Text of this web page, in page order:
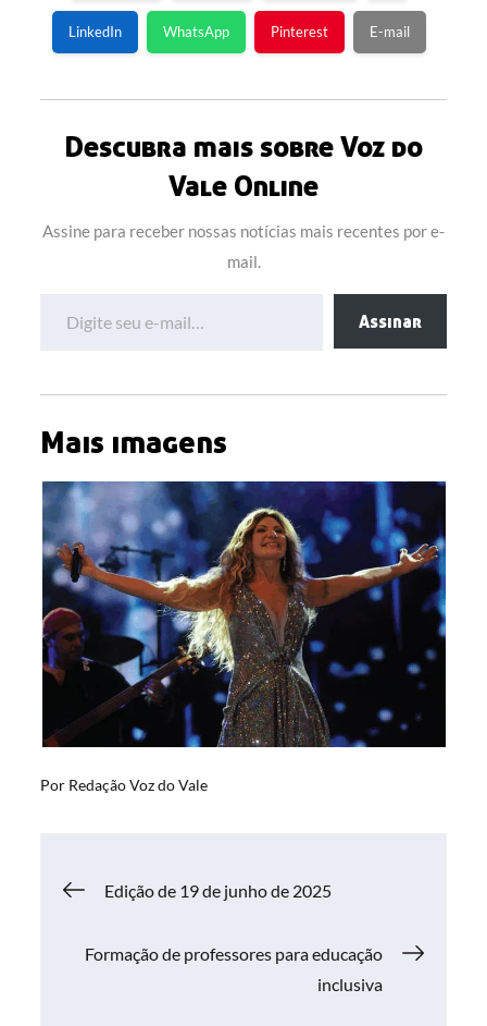
LinkedIn WhatsApp Pinterest E-mail
Descubra mais sobre Voz do
Vale Online
Assine para receber nossas notícias mais recentes por e-
mail.
Assinar
Mais imagens
Por Redação Voz do Vale
Navegação
de
Edição de 19 de junho de 2025
Formação de professores para educação
inclusiva